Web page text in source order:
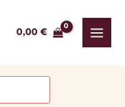
0,00 €